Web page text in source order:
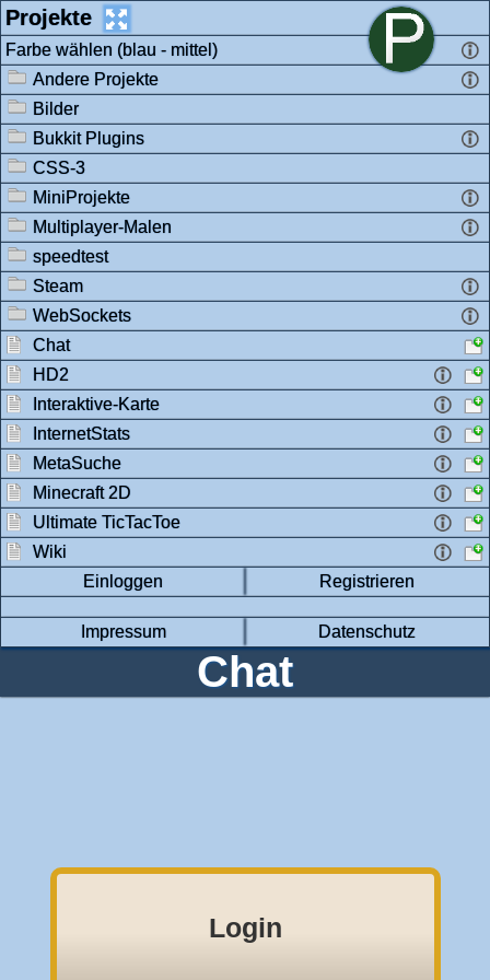
Projekte
Farbe wählen (blau - mittel)
Andere Projekte
Bilder
Bukkit Plugins
CSS-3
MiniProjekte
Multiplayer-Malen
speedtest
Steam
WebSockets
Chat
HD2
Interaktive-Karte
InternetStats
MetaSuche
Minecraft 2D
Ultimate TicTacToe
Wiki
Einloggen
Registrieren
Impressum Datenschutz
Chat